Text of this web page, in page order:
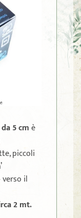
5 cmè
piccoli
il
2 mt.